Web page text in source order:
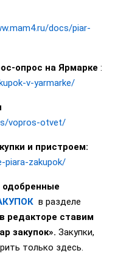
docs/piar-
опрос на Ярмарке :
v-yarmarke/
vopros-otvet/
и пристроем:
piara-zakupok/
одобренные
в разделе
редакторе ставим
закупок». Закупки,
только здесь.